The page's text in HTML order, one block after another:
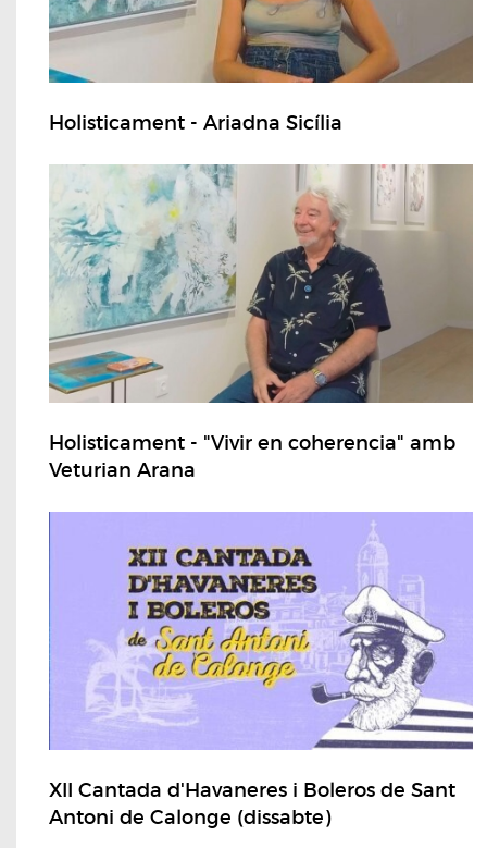
Holisticament - Ariadna Sicília
Holisticament - "Vivir en coherencia" amb
Veturian Arana
XII Cantada d'Havaneres i Boleros de Sant
Antoni de Calonge (dissabte)